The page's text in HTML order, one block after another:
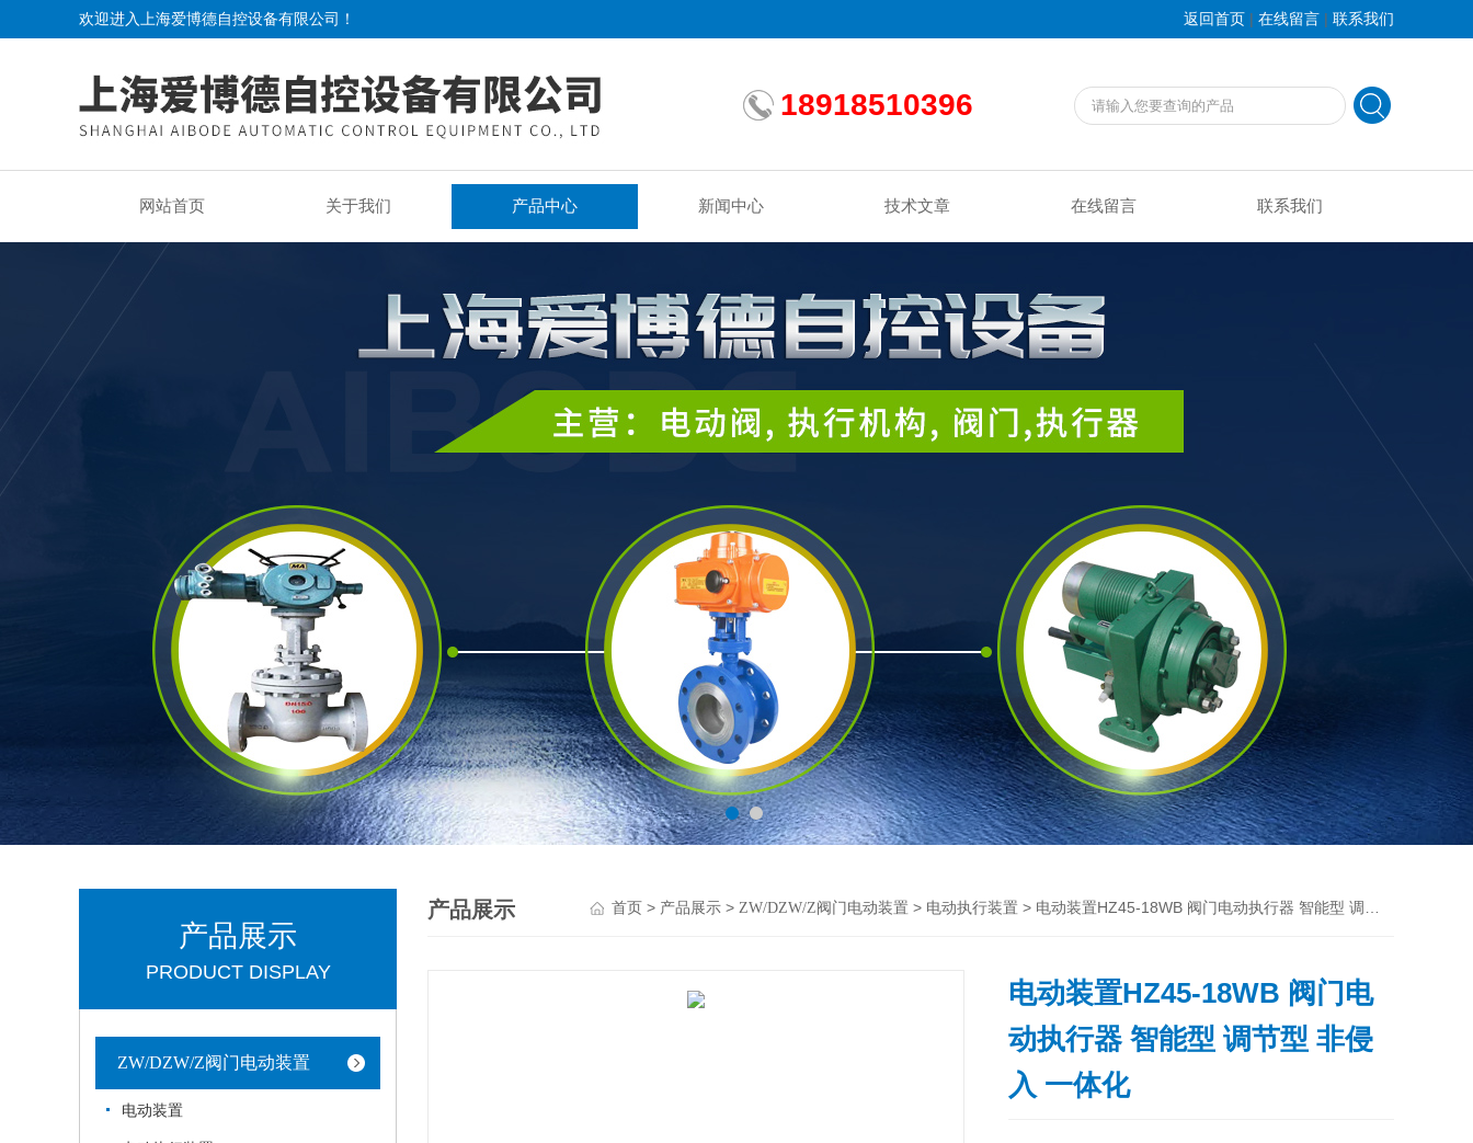
欢迎进入上海爱博德自控设备有限公司！ 返回首页 | 在线留言 | 联系我们
18918510396
网站首页 关于我们 产品中心 新闻中心 技术文章 在线留言 联系我们
产品展示
PRODUCT DISPLAY
ZW/DZW/Z阀门电动装置
电动装置
产品展示 首页> 产品展示> ZW/DZW/Z阀门电动装置 > 电动执行装置 > 电动装置HZ45-18WB 阀门电动执行器 智能型 调节型 非侵入 一体化
电动装置HZ45-18WB 阀门电
动执行器 智能型 调节型 非侵
入 一体化